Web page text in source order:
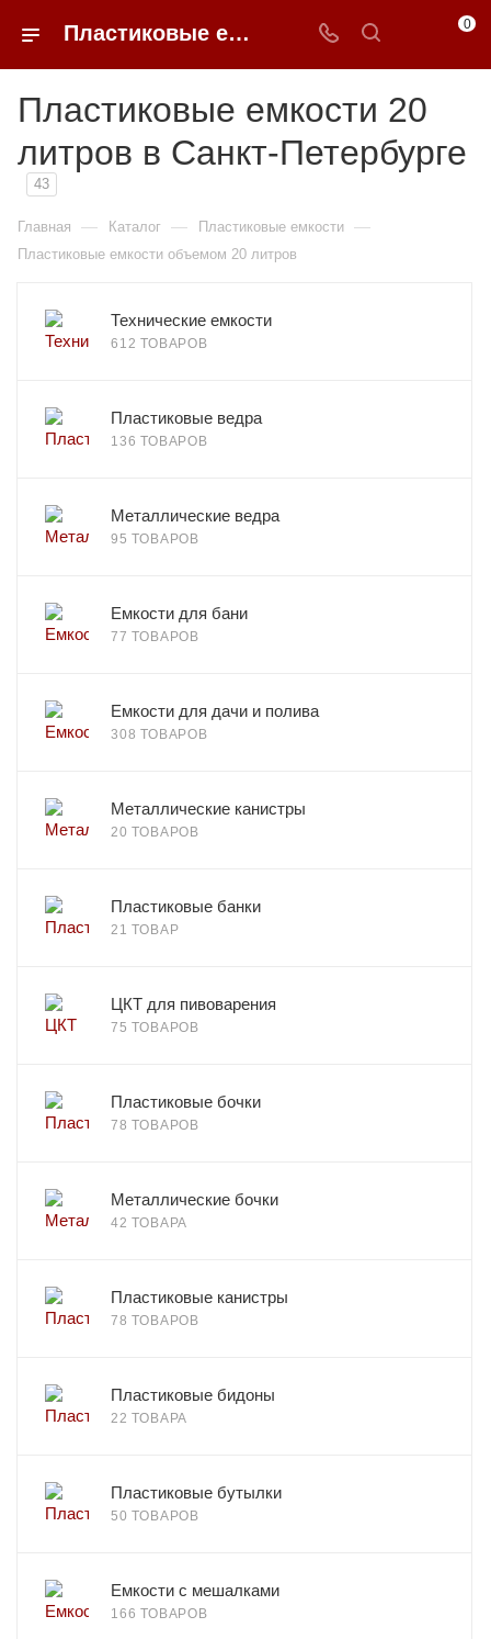
Пластиковые емкости 20 литров в Санкт-Петербурге 0
Пластиковые емкости 20
литров в Санкт-Петербурге
43
Главная — Каталог — Пластиковые емкости —
Пластиковые емкости объемом 20 литров
Технические емкости
612 ТОВАРОВ
Пластиковые ведра
136 ТОВАРОВ
Металлические ведра
95 ТОВАРОВ
Емкости для бани
77 ТОВАРОВ
Емкости для дачи и полива
308 ТОВАРОВ
Металлические канистры
20 ТОВАРОВ
Пластиковые банки
21 ТОВАР
ЦКТ для пивоварения
75 ТОВАРОВ
Пластиковые бочки
78 ТОВАРОВ
Металлические бочки
42 ТОВАРА
Пластиковые канистры
78 ТОВАРОВ
Пластиковые бидоны
22 ТОВАРА
Пластиковые бутылки
50 ТОВАРОВ
Емкости с мешалками
166 ТОВАРОВ